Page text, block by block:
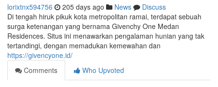
lorixtnx594756 205 days ago News
Discuss
Di tengah hiruk pikuk kota metropolitan ramai, terdapat sebuah
surga ketenangan yang bernama Givenchy One Medan
Residences. Situs ini menawarkan pengalaman hunian yang tak
tertandingi, dengan memadukan kemewahan dan
https://givencyone.id/
Comments
Who Upvoted